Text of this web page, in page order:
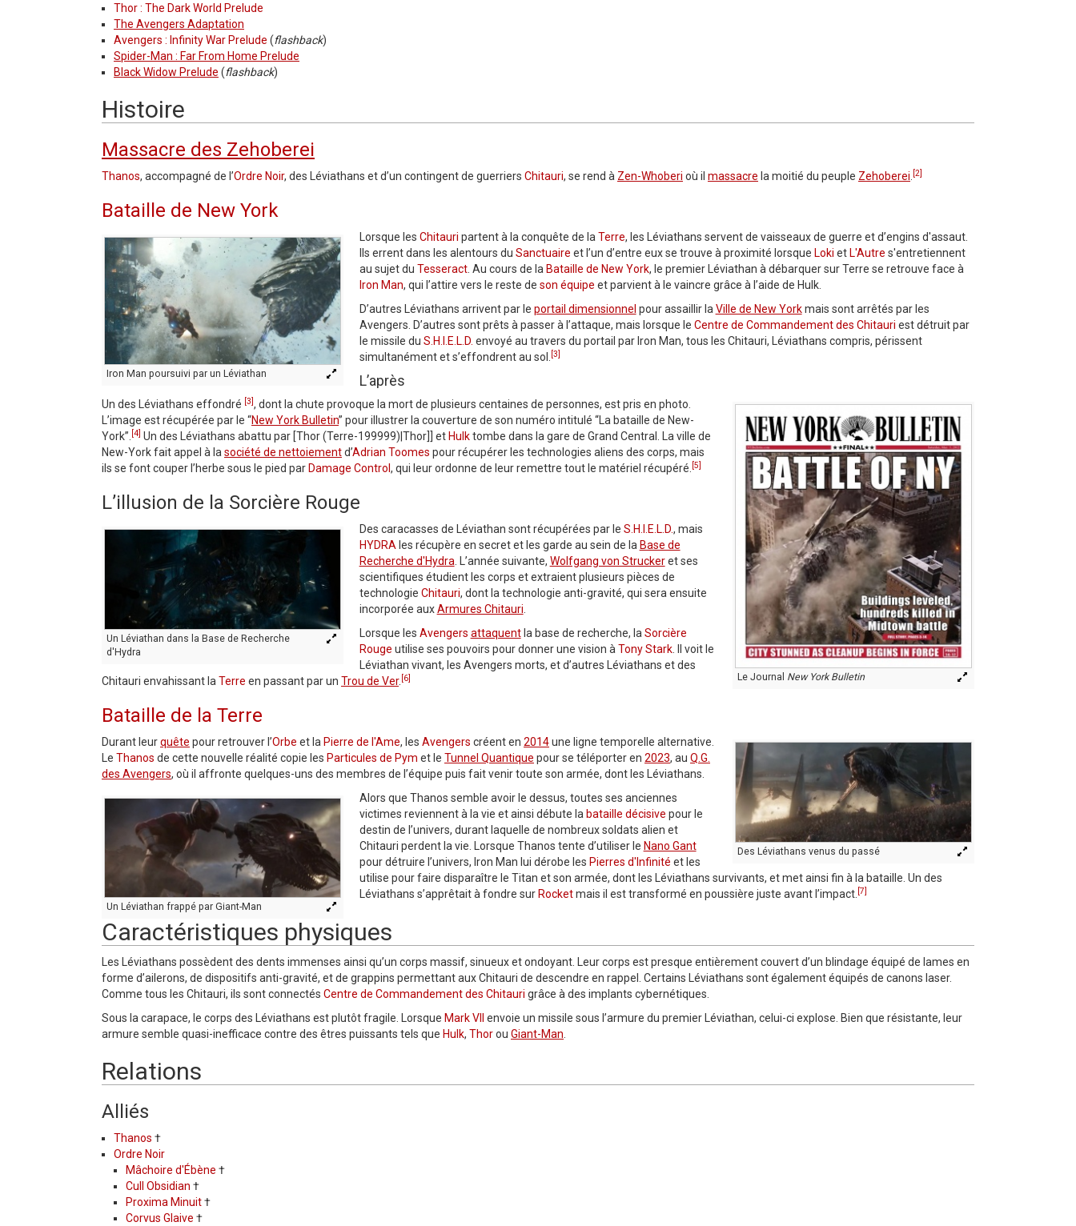
Thor : The Dark World Prelude
The Avengers Adaptation
Avengers : Infinity War Prelude (flashback)
Spider-Man : Far From Home Prelude
Black Widow Prelude (flashback)
Histoire
Massacre des Zehoberei
Thanos, accompagné de l’Ordre Noir, des Léviathans et d’un contingent de guerriers Chitauri, se rend à Zen-Whoberi où il massacre la moitié du peuple Zehoberei [2]
Bataille de New York
Iron Man poursuivi par un Léviathan
Lorsque les Chitauri partent à la conquête de la Terre, les Léviathans servent de vaisseaux de guerre et d’engins d'assaut.
Ils errent dans les alentours du Sanctuaire et l’un d’entre eux se trouve à proximité lorsque Loki et L'Autre s'entretiennent
au sujet du Tesseract. Au cours de la Bataille de New York, le premier Léviathan à débarquer sur Terre se retrouve face à
Iron Man, qui l’attire vers le reste de son équipe et parvient à le vaincre grâce à l’aide de Hulk.
D’autres Léviathans arrivent par le portail dimensionnel pour assaillir la Ville de New Yorkmais sont arrêtés par les
Avengers. D’autres sont prêts à passer à l’attaque, mais lorsque le Centre de Commandement des Chitauri est détruit par
le missile du S.H.I.E.L.D. envoyé au travers du portail par Iron Man, tous les Chitauri, Léviathans compris, périssent
simultanément et s’effondrent au sol.
[3]
L’après
Le Journal New York Bulletin
Un des Léviathans effondré [3], dont la chute provoque la mort de plusieurs centaines de personnes, est pris en photo.
L’image est récupérée par le “New York Bulletin” pour illustrer la couverture de son numéro intitulé “La bataille de New-
York”. [4] Un des Léviathans abattu par [Thor (Terre-199999)|Thor]] et Hulktombe dans la gare de Grand Central. La ville de
New-York fait appel à la société de nettoiementd’Adrian Toomes pour récupérer les technologies aliens des corps, mais
ils se font couper l’herbe sous le pied par Damage Control , qui leur ordonne de leur remettre tout le matériel récupéré. [5]
L’illusion de la Sorcière Rouge
Un Léviathan dans la Base de Recherche
d'Hydra
Des caracasses de Léviathan sont récupérées par le S.H.I.E.L.D., mais
HYDRA les récupère en secret et les garde au sein de la Base de
Recherche d'Hydra . L’année suivante, Wolfgang von Struckeret ses
scientifiques étudient les corps et extraient plusieurs pièces de
technologie Chitauri, dont la technologie anti-gravité, qui sera ensuite
incorporée auxArmures Chitauri
Lorsque les Avengers attaquentla base de recherche, la Sorcière
Rouge utilise ses pouvoirs pour donner une vision à Tony Stark. Il voit le
Léviathan vivant, les Avengers morts, et d’autres Léviathans et des
Chitauri envahissant la Terre en passant par un Trou de Ver. [6]
Bataille de la Terre
Des Léviathans venus du passé
Durant leurquête pour retrouver l’Orbe et la Pierre de l'Ame, les Avengers créent en 2014une ligne temporelle alternative.
Le Thanos de cette nouvelle réalité copie les Particules de Pym et le Tunnel Quantique pour se téléporter en 2023, au Q.G.
des Avengers, où il affronte quelques-uns des membres de l’équipe puis fait venir toute son armée, dont les Léviathans.
Un Léviathan frappé par Giant-Man
Alors que Thanos semble avoir le dessus, toutes ses anciennes
victimes reviennent à la vie et ainsi débute la bataille décisive pour le
destin de l’univers, durant laquelle de nombreux soldats alien et
Chitauri perdent la vie. Lorsque Thanos tente d’utiliser le Nano Gant
pour détruire l’univers, Iron Man lui dérobe les Pierres d'Infinité et les
utilise pour faire disparaître le Titan et son armée, dont les Léviathans survivants, et met ainsi fin à la bataille. Un des
Léviathans s’apprêtait à fondre sur Rocketmais il est transformé en poussière juste avant l’impact. [7]
Caractéristiques physiques
Les Léviathans possèdent des dents immenses ainsi qu’un corps massif, sinueux et ondoyant. Leur corps est presque entièrement couvert d’un blindage équipé de lames en
forme d’ailerons, de dispositifs anti-gravité, et de grappins permettant aux Chitauri de descendre en rappel. Certains Léviathans sont également équipés de canons laser.
Comme tous les Chitauri, ils sont connectés Centre de Commandement des Chitauri grâce à des implants cybernétiques.
Sous la carapace, le corps des Léviathans est plutôt fragile. Lorsque Mark VII envoie un missile sous l’armure du premier Léviathan, celui-ci explose. Bien que résistante, leur
armure semble quasi-inefficace contre des êtres puissants tels que Hulk, Thorou Giant-Man
Relations
Alliés
Thanos †
Ordre Noir
Mâchoire d'Ébène †
Cull Obsidian †
Proxima Minuit†
Corvus Glaive †